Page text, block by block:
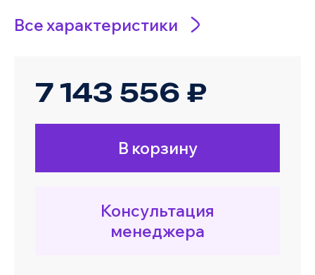
Все характеристики
7 143 556 ₽
В корзину
Консультация
менеджера